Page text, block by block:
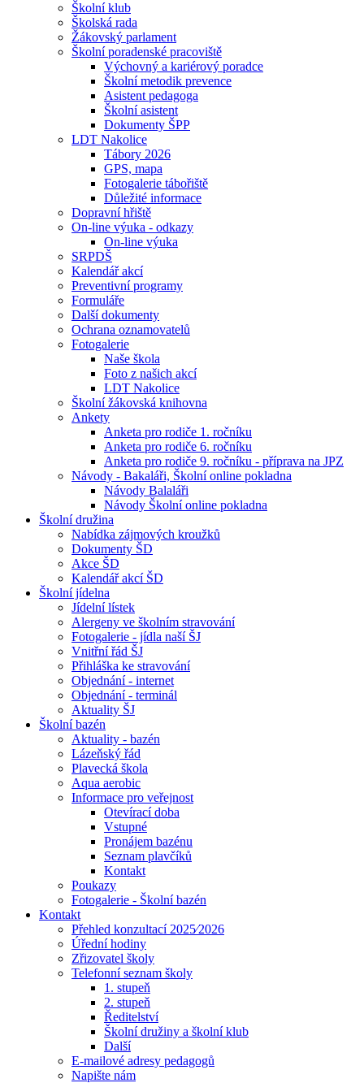
Školní klub
Školská rada
Žákovský parlament
Školní poradenské pracoviště
Výchovný a kariérový poradce
Školní metodik prevence
Asistent pedagoga
Školní asistent
Dokumenty ŠPP
LDT Nakolice
Tábory 2026
GPS, mapa
Fotogalerie tábořiště
Důležité informace
Dopravní hřiště
On-line výuka - odkazy
On-line výuka
SRPDŠ
Kalendář akcí
Preventivní programy
Formuláře
Další dokumenty
Ochrana oznamovatelů
Fotogalerie
Naše škola
Foto z našich akcí
LDT Nakolice
Školní žákovská knihovna
Ankety
Anketa pro rodiče 1. ročníku
Anketa pro rodiče 6. ročníku
Anketa pro rodiče 9. ročníku - příprava na JPZ
Návody - Bakaláři, Školní online pokladna
Návody Balaláři
Návody Školní online pokladna
Školní družina
Nabídka zájmových kroužků
Dokumenty ŠD
Akce ŠD
Kalendář akcí ŠD
Školní jídelna
Jídelní lístek
Alergeny ve školním stravování
Fotogalerie - jídla naší ŠJ
Vnitřní řád ŠJ
Přihláška ke stravování
Objednání - internet
Objednání - terminál
Aktuality ŠJ
Školní bazén
Aktuality - bazén
Lázeňský řád
Plavecká škola
Aqua aerobic
Informace pro veřejnost
Otevírací doba
Vstupné
Pronájem bazénu
Seznam plavčíků
Kontakt
Poukazy
Fotogalerie - Školní bazén
Kontakt
Přehled konzultací 2025⁄2026
Úřední hodiny
Zřizovatel školy
Telefonní seznam školy
1. stupeň
2. stupeň
Ředitelství
Školní družiny a školní klub
Další
E-mailové adresy pedagogů
Napište nám